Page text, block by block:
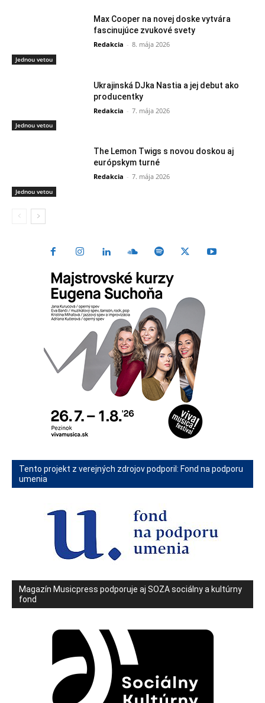
Jednou vetou
Max Cooper na novej doske vytvára
fascinujúce zvukové svety
Redakcia - 8. mája 2026
Jednou vetou
Ukrajinská DJka Nastia a jej debut ako
producentky
Redakcia - 7. mája 2026
Jednou vetou
The Lemon Twigs s novou doskou aj
európskym turné
Redakcia - 7. mája 2026
Tento projekt z verejných zdrojov podporil: Fond na podporu
umenia
Magazín Musicpress podporuje aj SOZA sociálny a kultúrny
fond